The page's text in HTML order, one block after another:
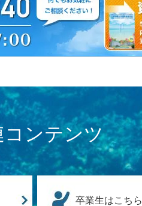
コンテンツ
卒業生はこちら